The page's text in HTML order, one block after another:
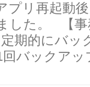
プリ再起動
した。 【
期的にバッ
バックア